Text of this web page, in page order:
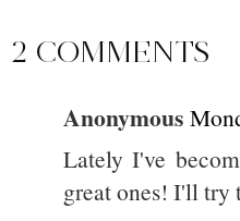
2 COMMENTS
Anonymous
Lately I've
great ones! I'll try